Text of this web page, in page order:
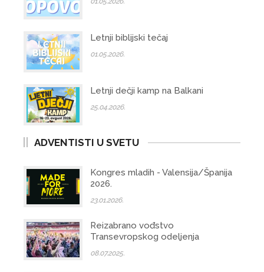
Letnji biblijski tečaj
01.05.2026.
Letnji dečji kamp na Balkani
25.04.2026.
ADVENTISTI U SVETU
Kongres mladih - Valensija/Španija
2026.
23.01.2026.
Reizabrano vođstvo
Transevropskog odeljenja
08.07.2025.